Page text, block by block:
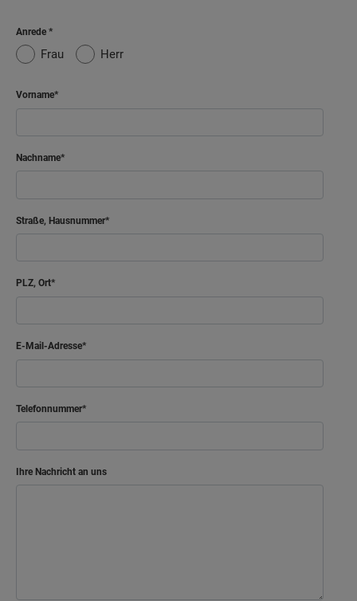
Anrede
Frau Herr
Vorname
Nachname
Straße, Hausnummer
PLZ, Ort
E-Mail-Adresse
Telefonnummer
Ihre Nachricht an uns